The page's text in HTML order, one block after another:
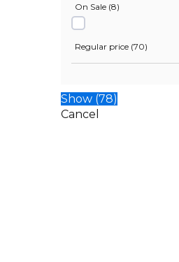
Turkis (1)
On Sale (8)
Regular price (70)
Show (78)
Cancel